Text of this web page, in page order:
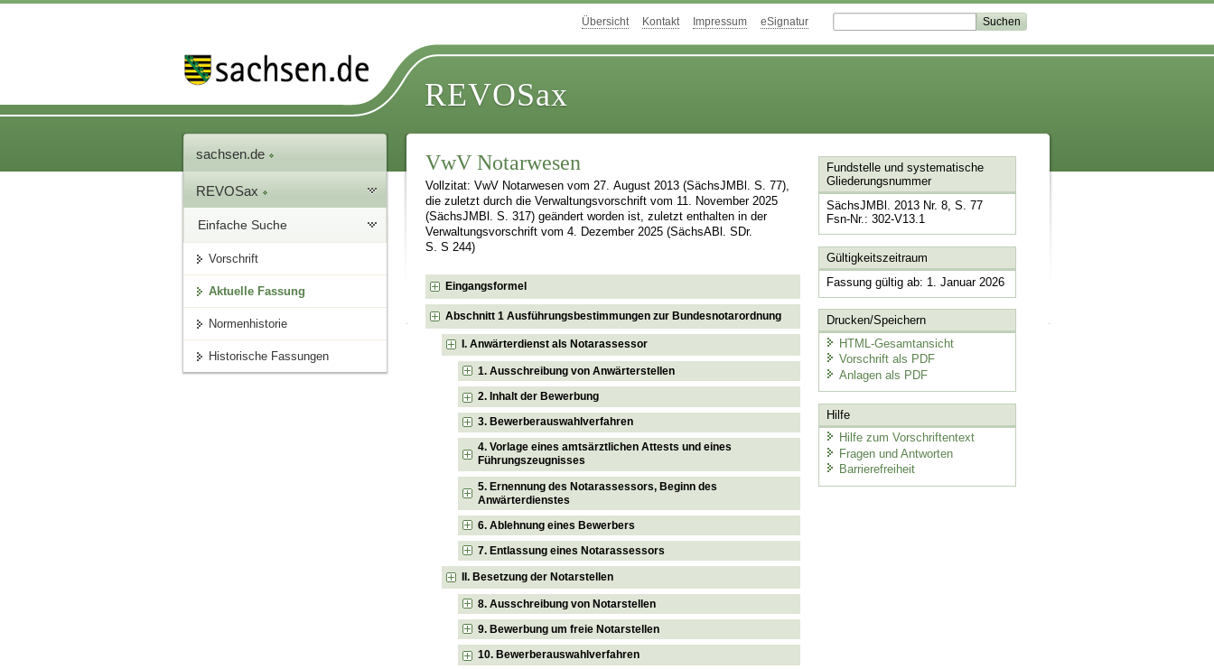
Übersicht Kontakt Impressum eSignatur
REVOSax
sachsen.de
REVOSax
Einfache Suche
Vorschrift
Aktuelle Fassung
Normenhistorie
Historische Fassungen
VwV Notarwesen
Vollzitat: VwV Notarwesen vom 27. August 2013 (SächsJMBl. S. 77),
die zuletzt durch die Verwaltungsvorschrift vom 11. November 2025
(SächsJMBl. S. 317) geändert worden ist, zuletzt enthalten in der
Verwaltungsvorschrift vom 4. Dezember 2025 (SächsABl. SDr.
S. S 244)
Eingangsformel
Abschnitt 1 Ausführungsbestimmungen zur Bundesnotarordnung
I. Anwärterdienst als Notarassessor
1. Ausschreibung von Anwärterstellen
2. Inhalt der Bewerbung
3. Bewerberauswahlverfahren
4. Vorlage eines amtsärztlichen Attests und eines
Führungszeugnisses
5. Ernennung des Notarassessors, Beginn des
Anwärterdienstes
6. Ablehnung eines Bewerbers
7. Entlassung eines Notarassessors
II. Besetzung der Notarstellen
8. Ausschreibung von Notarstellen
9. Bewerbung um freie Notarstellen
10. Bewerberauswahlverfahren
Fundstelle und systematische
Gliederungsnummer
SächsJMBl. 2013 Nr. 8, S. 77
Fsn-Nr.: 302-V13.1
Gültigkeitszeitraum
Fassung gültig ab: 1. Januar 2026
Drucken/Speichern
HTML-Gesamtansicht
Vorschrift als PDF
Anlagen als PDF
Hilfe
Hilfe zum Vorschriftentext
Fragen und Antworten
Barrierefreiheit